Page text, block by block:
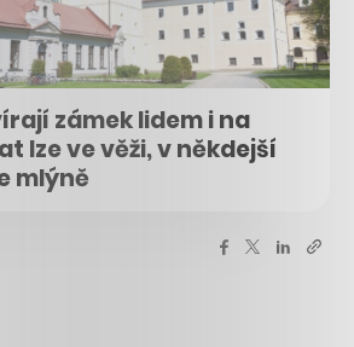
zámek lidem i na
lze ve věži, v někdejší
mlýně